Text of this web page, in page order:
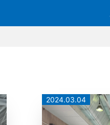
2024.03.04